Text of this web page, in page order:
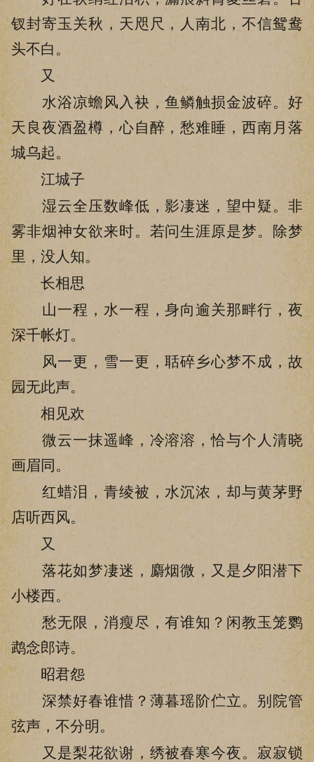
钗封寄玉关秋，天咫尺，人南北，不信鸳鸯
头不白。
又
水浴凉蟾风入袂，鱼鳞触损金波碎。好
天良夜酒盈樽，心自醉，愁难睡，西南月落
城乌起。
江城子
湿云全压数峰低，影凄迷，望中疑。非
雾非烟神女欲来时。若问生涯原是梦。除梦
里，没人知。
长相思
山一程，水一程，身向逾关那畔行，夜
深千帐灯。
风一更，雪一更，聒碎乡心梦不成，故
园无此声。
相见欢
微云一抹遥峰，冷溶溶，恰与个人清晓
画眉同。
红蜡泪，青绫被，水沉浓，却与黄茅野
店听西风。
又
落花如梦凄迷，麝烟微，又是夕阳潜下
小楼西。
愁无限，消瘦尽，有谁知？闲教玉笼鹦
鹉念郎诗。
昭君怨
深禁好春谁惜？薄暮瑶阶伫立。别院管
弦声，不分明。
又是梨花欲谢，绣被春寒今夜。寂寂锁